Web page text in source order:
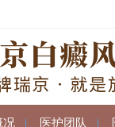
况 | 医护团队 |